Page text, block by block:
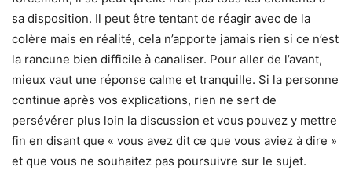
sa disposition. Il peut être tentant de réagir avec de la
colère mais en réalité, cela n’apporte jamais rien si ce n’est
la rancune bien difficile à canaliser. Pour aller de l’avant,
mieux vaut une réponse calme et tranquille. Si la personne
continue après vos explications, rien ne sert de
persévérer plus loin la discussion et vous pouvez y mettre
fin en disant que « vous avez dit ce que vous aviez à dire »
et que vous ne souhaitez pas poursuivre sur le sujet.